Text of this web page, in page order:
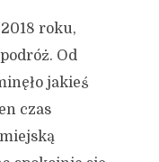
roku,
Od
jakieś
czas